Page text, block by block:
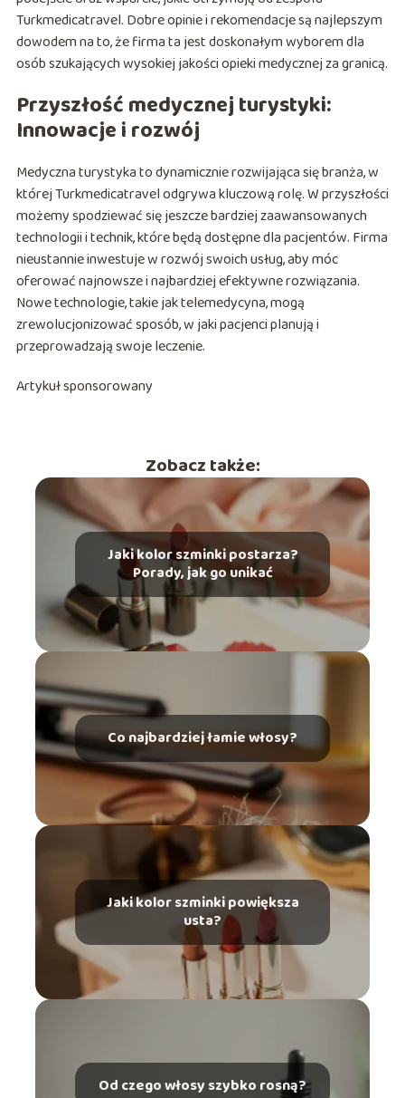
Turkmedicatravel. Dobre opinie i rekomendacje są najlepszym
dowodem na to, że firma ta jest doskonałym wyborem dla
osób szukających wysokiej jakości opieki medycznej za granicą.
Przyszłość medycznej turystyki:
Innowacje i rozwój
Medyczna turystyka to dynamicznie rozwijająca się branża, w
której Turkmedicatravel odgrywa kluczową rolę. W przyszłości
możemy spodziewać się jeszcze bardziej zaawansowanych
technologii i technik, które będą dostępne dla pacjentów. Firma
nieustannie inwestuje w rozwój swoich usług, aby móc
oferować najnowsze i najbardziej efektywne rozwiązania.
Nowe technologie, takie jak telemedycyna, mogą
zrewolucjonizować sposób, w jaki pacjenci planują i
przeprowadzają swoje leczenie.
Artykuł sponsorowany
Zobacz także:
Jaki kolor szminki postarza?
Porady, jak go unikać
Co najbardziej łamie włosy?
Jaki kolor szminki powiększa
usta?
Od czego włosy szybko rosną?